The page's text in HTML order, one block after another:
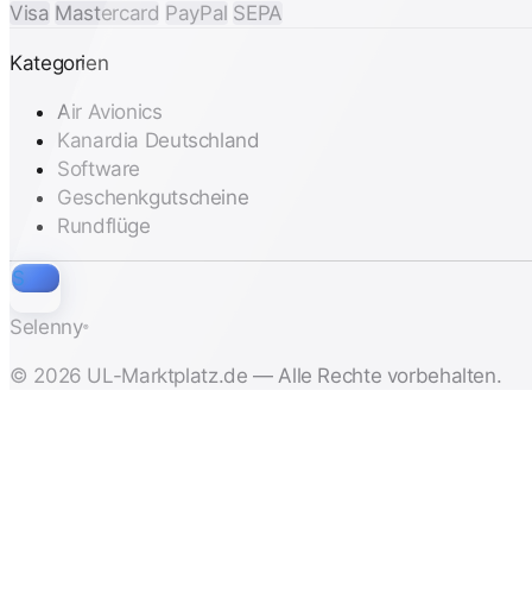
Visa Mastercard PayPal SEPA
Kategorien
Air Avionics
Kanardia Deutschland
Software
Geschenkgutscheine
Rundflüge
S
Selenny®
© 2026 UL-Marktplatz.de — Alle Rechte vorbehalten.